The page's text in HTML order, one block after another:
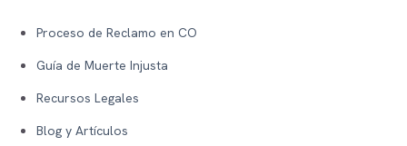
Proceso de Reclamo en CO
Guía de Muerte Injusta
Recursos Legales
Blog y Artículos